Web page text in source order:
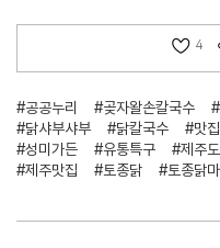
4
#공공누리 #곶자왈손칼국수
#닭샤부샤부
#닭칼국수 #맛
#성미가든
#유통특구 #제주
#제주맛집
#토종닭 #토종닭